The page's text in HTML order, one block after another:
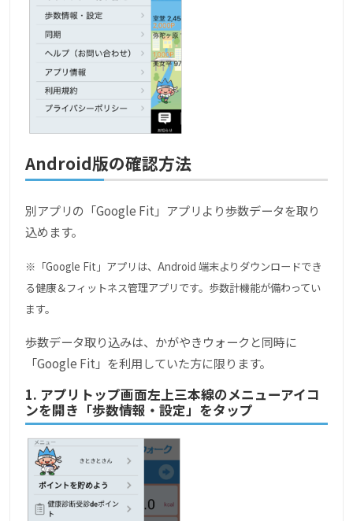
Android版の確認方法
別アプリの「Google Fit」アプリより歩数データを取り
込めます。
※「Google Fit」アプリは、Android 端末よりダウンロードでき
る健康＆フィットネス管理アプリです。歩数計機能が備わってい
ます。
歩数データ取り込みは、かがやきウォークと同時に
「Google Fit」を利用していた方に限ります。
1. アプリトップ画面左上三本線のメニューアイコ
ンを開き「歩数情報・設定」をタップ